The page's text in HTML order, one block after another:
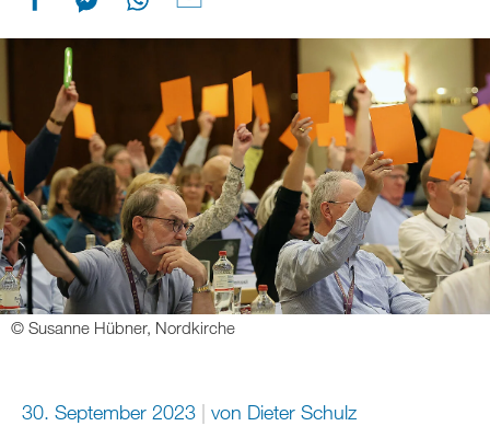
© Susanne Hübner, Nordkirche
30. September 2023 von Dieter Schulz